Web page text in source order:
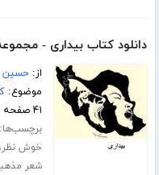
دانلود کتاب بیداری -
از:حسین
موضوع:
۴۱ صفحه
خوش نظر
شعر